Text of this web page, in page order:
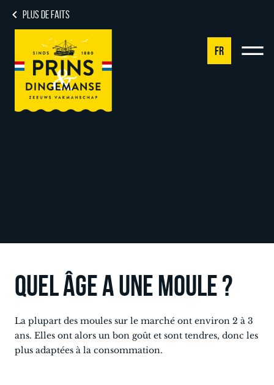
PLUS DE FAITS
FR
Quel âge a une moule ?
La plupart des moules sur le marché ont environ 2 à 3
ans. Elles ont alors un bon goût et sont tendres, donc les
plus adaptées à la consommation.